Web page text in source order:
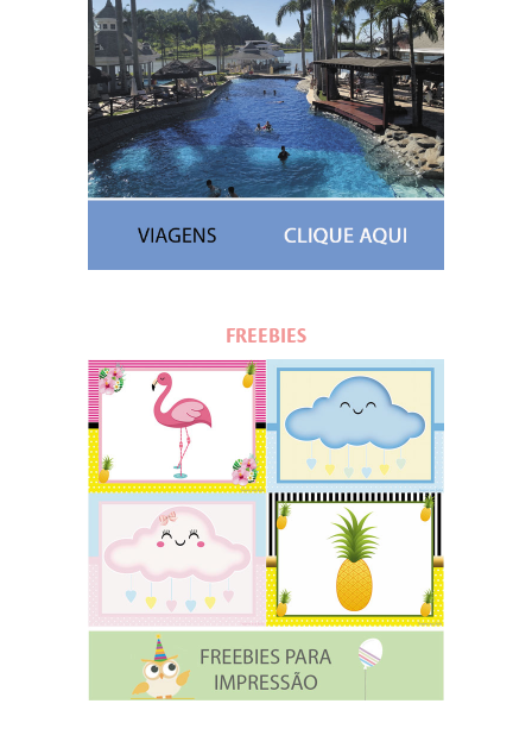
FREEBIES